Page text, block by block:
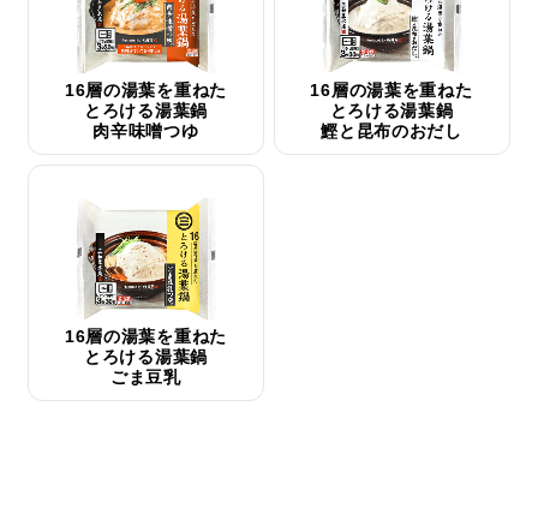
16層の湯葉を重ねた
とろける湯葉鍋
肉辛味噌つゆ
16層の湯葉を重ねた
とろける湯葉鍋
鰹と昆布のおだし
16層の湯葉を重ねた
とろける湯葉鍋
ごま豆乳